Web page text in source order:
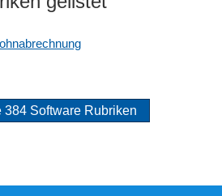
384 Software Rubriken